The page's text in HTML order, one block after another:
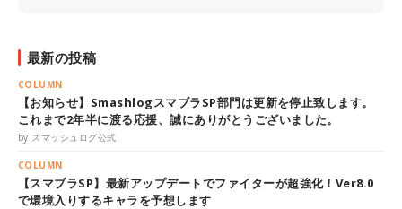
最新の投稿
COLUMN
【お知らせ】SmashlogスマブラSP部門は更新を停止致します。
これまで2年半に渡る応援、誠にありがとうございました。
by スマッシュログ公式
COLUMN
【スマブラSP】最新アップデートでファイターが超強化！Ver8.0
で環境入りするキャラを予想します